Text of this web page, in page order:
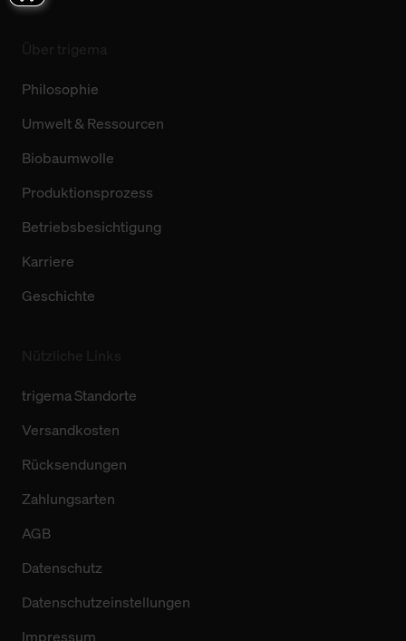
Philosophie
Umwelt & Ressourcen
Biobaumwolle
Produktionsprozess
Betriebsbesichtigung
Karriere
Geschichte
trigema Standorte
Versandkosten
Rücksendungen
Zahlungsarten
AGB
Datenschutz
Datenschutzeinstellungen
Impressum